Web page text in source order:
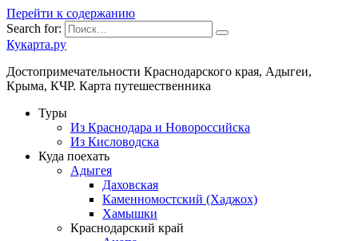
Перейти к содержанию
Search for:
Кукарта.ру
Достопримечательности Краснодарского края, Адыгеи,
Крыма, КЧР. Карта путешественника
Туры
Из Краснодара и Новороссийска
Из Кисловодска
Куда поехать
Адыгея
Даховская
Каменномостский (Хаджох)
Хамышки
Краснодарский край